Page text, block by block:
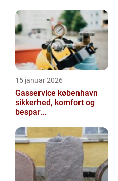
15 januar 2026
Gasservice københavn
sikkerhed, komfort og
bespar...